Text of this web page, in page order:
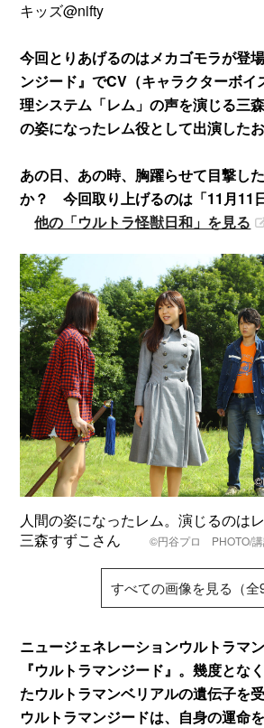
キッズ@nifty
今回とりあげるのはメカゴモラが登
ンジード』でCV（キャラクターボイ
理システム「レム」の声を演じる三
の姿になったレム役として出演したお
あの日、あの時、胸躍らせて目撃し
か？ 今回取り上げるのは「11月11
他の「ウルトラ怪獣日和」を見る
人間の姿になったレム。演じるのは
三森すずこさん©️円谷プロ PHOTO/講
すべての画像を見る（全9
ニュージェネレーションウルトラマ
『ウルトラマンジード』。幾度とな
たウルトラマンベリアルの遺伝子を
ウルトラマンジードは、自身の運命